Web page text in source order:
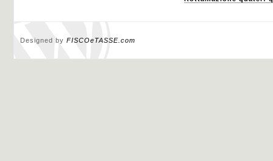
Designed by FISCOeTASSE.com